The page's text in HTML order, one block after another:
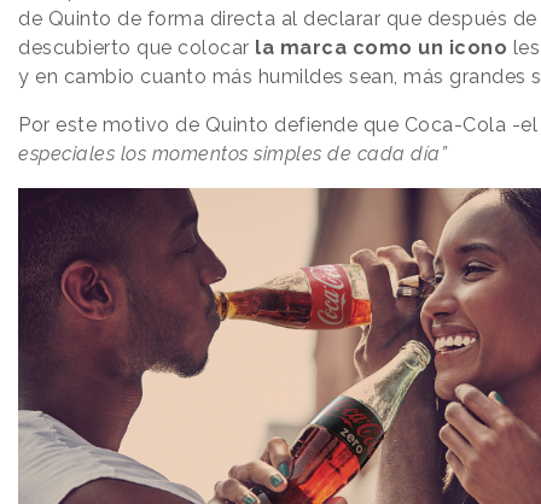
de Quinto de forma directa al declarar que después
descubierto que colocar la marca como un icono
y en cambio cuanto más humildes sean, más grandes
Por este motivo de Quinto defiende que Coca-Cola -
especiales los momentos simples de cada día”